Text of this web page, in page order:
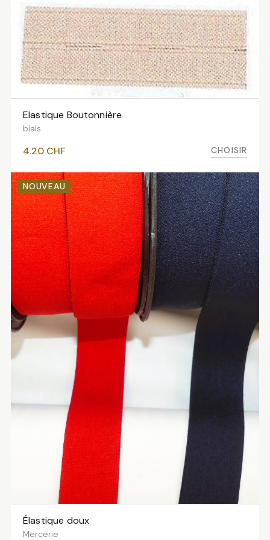
VOIR LES VARIANTES
Elastique Boutonnière
biais
4.20 CHF CHOISIR
NOUVEAU
VOIR LES VARIANTES
Élastique doux
Mercerie